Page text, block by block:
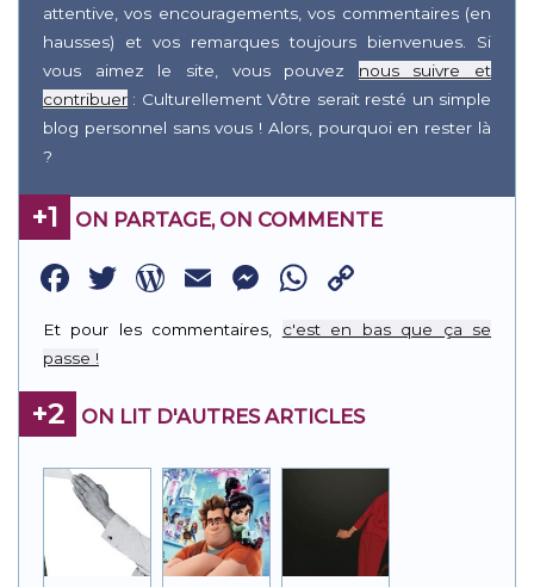
attentive, vos encouragements, vos commentaires (en
hausses) et vos remarques toujours bienvenues. Si
vous aimez le site, vous pouvez nous suivre et
contribuer : Culturellement Vôtre serait resté un simple
blog personnel sans vous ! Alors, pourquoi en rester là
?
+1 ON PARTAGE, ON COMMENTE
Facebook
Twitter
WordPress
EmailMessenger
WhatsApp
Link
Et pour les commentaires, c'est en bas que ça se
passe !
+2 ON LIT D'AUTRES ARTICLES